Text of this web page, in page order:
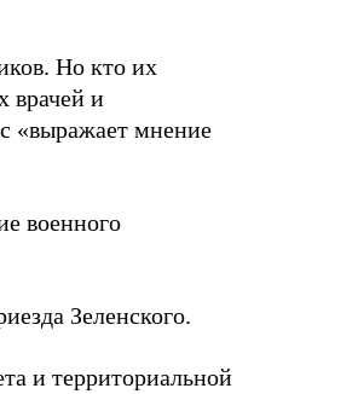
Но кто их
врачей и
«выражает мнение
военного
Зеленского.
и территориальной